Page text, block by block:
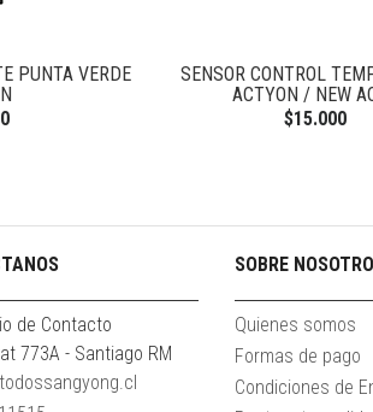
PUNTA VERDE
SENSOR CONTROL
ACTYON / NEW
$15.000
de Contacto
773A - Santiago RM
SOBRE
Quienes somos
Formas de pago
Condiciones de